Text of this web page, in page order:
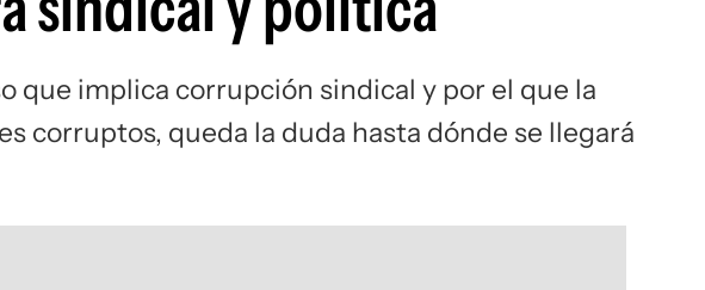
que implica corrupción sindical y por el que la
corruptos, queda la duda hasta dónde se llegará